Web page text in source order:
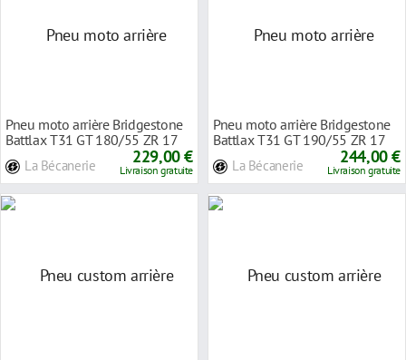
Pneu moto arrière Bridgestone
Battlax T31 GT 180/55 ZR 17
La Bécanerie 229,00 €
Livraison gratuite
Pneu moto arrière Bridgestone
Battlax T31 GT 190/55 ZR 17
La Bécanerie 244,00 €
Livraison gratuite